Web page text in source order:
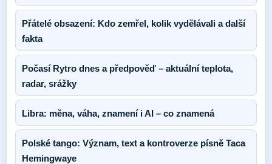
Přátelé obsazení: Kdo zemřel, kolik vydělávali a další
fakta
Počasí Rytro dnes a předpověď – aktuální teplota,
radar, srážky
Libra: měna, váha, znamení i AI – co znamená
Polské tango: Význam, text a kontroverze písně Taca
Hemingwaye